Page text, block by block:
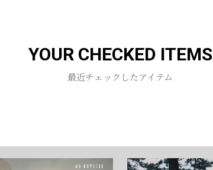
YOUR CHECKED ITEMS
最近チェックしたアイテム